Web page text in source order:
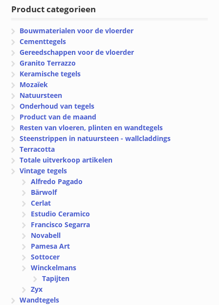
Product categorieen
Bouwmaterialen voor de vloerder
Cementtegels
Gereedschappen voor de vloerder
Granito Terrazzo
Keramische tegels
Mozaïek
Natuursteen
Onderhoud van tegels
Product van de maand
Resten van vloeren, plinten en wandtegels
Steenstrippen in natuursteen - wallcladdings
Terracotta
Totale uitverkoop artikelen
Vintage tegels
Alfredo Pagado
Bärwolf
Cerlat
Estudio Ceramico
Francisco Segarra
Novabell
Pamesa Art
Sottocer
Winckelmans
Tapijten
Zyx
Wandtegels